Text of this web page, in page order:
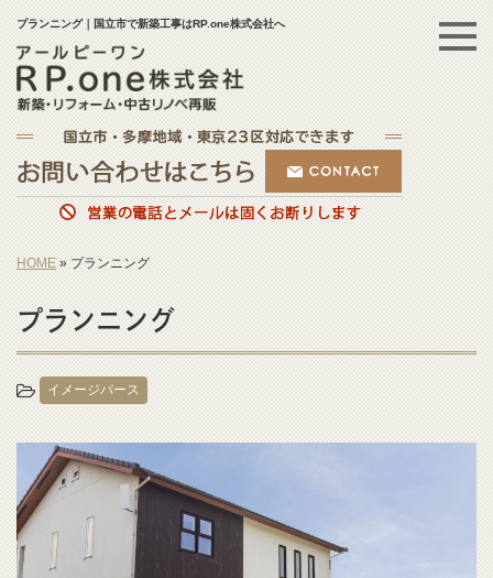
プランニング｜国立市で新築工事はRP.one株式会社へ
HOME » プランニング
プランニング
イメージパース